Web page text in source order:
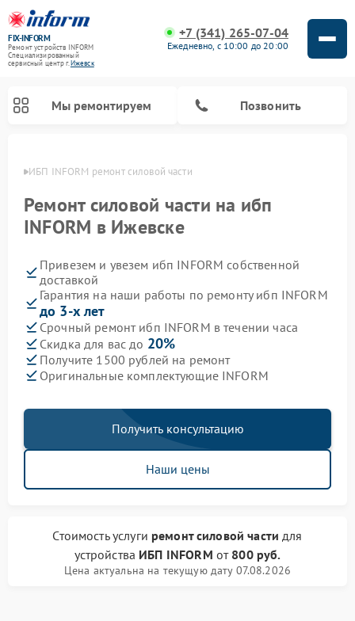
FIX-INFORM
Ремонт устройств INFORM
Специализированный
cервисный центр г.Ижевск
+7 (341) 265-07-04
Ежедневно, с 10:00 до 20:00
Мы ремонтируем Позвонить
ИБП INFORM ремонт силовой части
Ремонт силовой части на ибп
INFORM в Ижевске
Привезем и увезем ибп INFORM собственной
доставкой
Гарантия на наши работы по ремонту ибп INFORM
до 3-х лет
Срочный ремонт ибп INFORM в течении часа
Скидка для вас до 20%
Получите 1500 рублей на ремонт
Оригинальные комплектующие INFORM
Получить консультацию
Наши цены
Стоимость услуги ремонт силовой части для
устройства ИБП INFORM от 800 руб.
Цена актуальна на текущую дату 07.08.2026